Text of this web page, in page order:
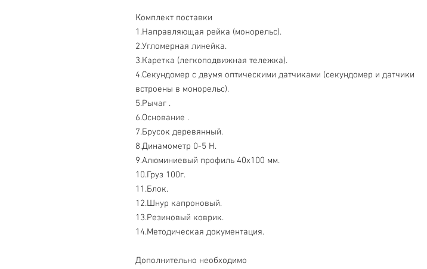
Комплект поставки
1.Направляющая рейка (монорельс).
2.Угломерная линейка.
3.Каретка (легкоподвижная тележка).
4.Секундомер с двумя оптическими датчиками (секундомер и датчики
встроены в монорельс).
5.Рычаг .
6.Основание .
7.Брусок деревянный.
8.Динамометр 0-5 Н.
9.Алюминиевый профиль 40х100 мм.
10.Груз 100г.
11.Блок.
12.Шнур капроновый.
13.Резиновый коврик.
14.Методическая документация.
Дополнительно необходимо